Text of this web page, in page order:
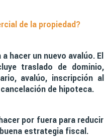
de la propiedad?
hacer un nuevo avalúo. El
traslado de dominio,
avalúo, inscripción al
de hipoteca.
por fuera para reducir
estrategia fiscal.